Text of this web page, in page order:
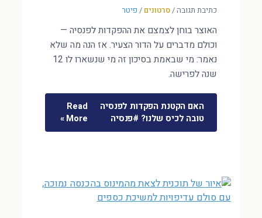
כתיבת תגובה/סרטונים / פיטר
האוצר בוחן לצמצם את ההפקדות לפנסיה —
וכולם מדברים על הדור הצעיר. אז הנה מה שלא
נאמר: מי שבאמת בסיכון זה מי שנשארו לו 12
שנה לפרישה.
האם הקטנת הפקדות לפנסיה
טובה לכיס שלנו? #פנסיה
Read
More »